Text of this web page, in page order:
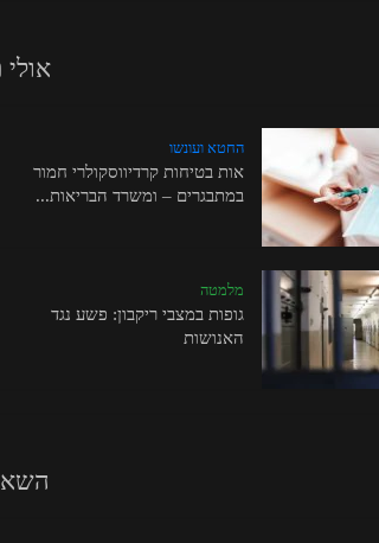
החטא ועונשו
אות בטיחות קרדיווסקולרי חמור
במתבגרים – ומשרד הבריאות...
מלמטה
גופות במצבי ריקבון: פשע נגד
האנושות